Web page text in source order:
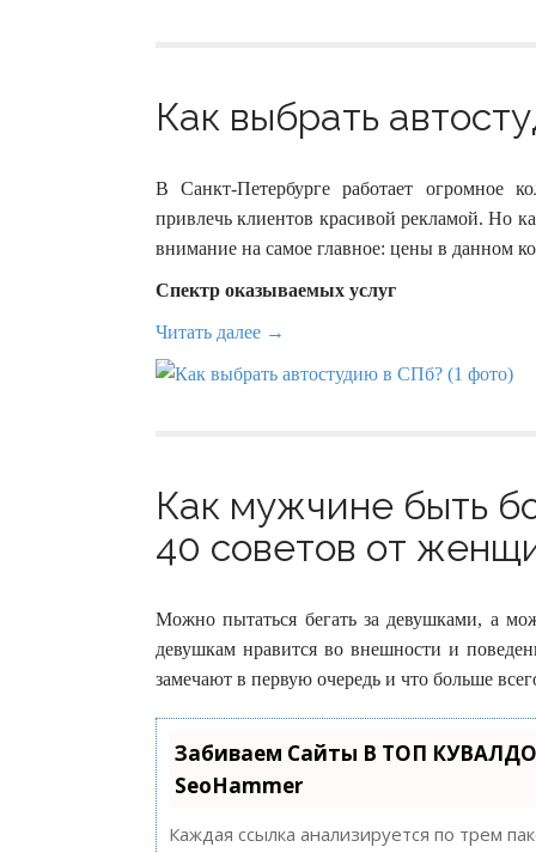
Как выбрать
В Санкт-Петербурге работает огромное
привлечь клиентов красивой рекламой. Но
внимание на самое главное: цены в данном
Спектр оказываемых услуг
Читать далее →
Как мужчине быть
40 советов от
Можно пытаться бегать за девушками, а
девушкам нравится во внешности и
замечают в первую очередь и что больше
Забиваем Сайты В ТОП
SeoHammer
Каждая ссылка анализируется по трем